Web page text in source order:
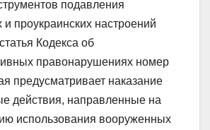
подавления
проукраинских настроений
Кодекса об
правонарушениях номер
предусматривает наказание
действия, направленные на
использования вооруженных